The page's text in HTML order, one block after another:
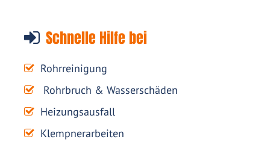
Schnelle Hilfe bei
Rohrreinigung
Rohrbruch & Wasserschäden
Heizungsausfall
Klempnerarbeiten